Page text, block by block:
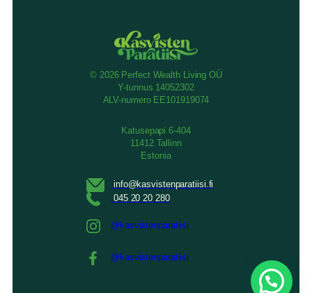
© 2026 Perfect Wealth Living OÜ
Y-tunnus 14052302
ALV-numero EE101919074
Katusepapi 6-404
11412 Tallinn
Estonia
@kasvistenparatiisi
@kasvistenparatiisi